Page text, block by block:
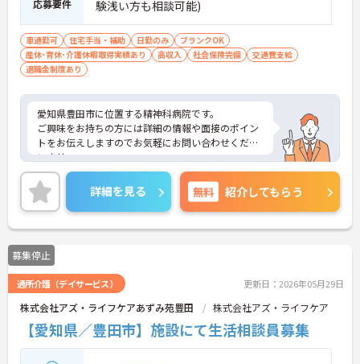
応募要件 験浅い方も相談可能)
車通勤可 住宅手当・補助 日勤のみ
ブランクOK
産休･育休･介護休暇取得実績あり
高収入 社会保険完備
交通費支給
退職金制度あり
愛知県豊田市に位置する精神科病院です。
ご興味をお持ちの方には詳細の情報や面接のポイン
トをお伝えしますのでお気軽にお問い合わせくださ
いませ。
詳細を見る 無料 紹介してもらう
募集停止
通所介護（デイサービス） 更新日：2026年05月29日
株式会社アズ・ライフケアあずみ苑豊田 株式会社アズ・ライフケア
【愛知県／豊田市】施設にて生活相談員募集